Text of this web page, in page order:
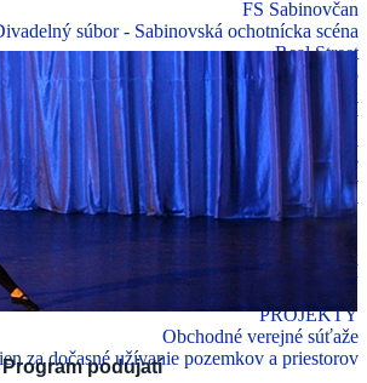
FS Sabinovčan
súbor - Sabinovská ochotnícka scéna
Real Street
Korzo klub
DFS Sabiník
Mažoretky Tedasky
Športový areál
Povinné zverejňovanie
Dokumenty
Zmluvy, objednávky, faktúry
A SÚHLAS DOTKNUTEJ OSOBY
PROTISPOLOČENSKEJ ČINNOSTI
PODĹA ZÁKONA č. 211/2000 Z.z.
PROJEKTY
Obchodné verejné súťaže
za dočasné užívanie pozemkov a priestorov
Program podujatí